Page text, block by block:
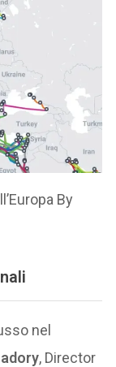
By
nel
, Director